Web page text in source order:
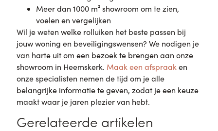
Meer dan 1000 m² showroom om te zien,
voelen en vergelijken
Wil je weten welke rolluiken het beste passen bij
jouw woning en beveiligingswensen? We nodigen je
van harte uit om een bezoek te brengen aan onze
showroom in Heemskerk. Maak een afspraaken
onze specialisten nemen de tijd om je alle
belangrijke informatie te geven, zodat je een keuze
maakt waar je jaren plezier van hebt.
Gerelateerde artikelen